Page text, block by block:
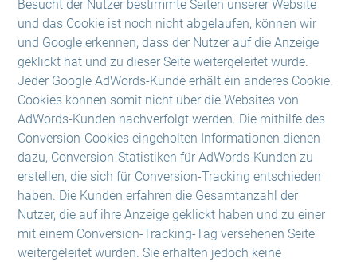
Besucht der Nutzer bestimmte Seiten unserer Website
und das Cookie ist noch nicht abgelaufen, können wir
und Google erkennen, dass der Nutzer auf die Anzeige
geklickt hat und zu dieser Seite weitergeleitet wurde.
Jeder Google AdWords-Kunde erhält ein anderes Cookie.
Cookies können somit nicht über die Websites von
AdWords-Kunden nachverfolgt werden. Die mithilfe des
Conversion-Cookies eingeholten Informationen dienen
dazu, Conversion-Statistiken für AdWords-Kunden zu
erstellen, die sich für Conversion-Tracking entschieden
haben. Die Kunden erfahren die Gesamtanzahl der
Nutzer, die auf ihre Anzeige geklickt haben und zu einer
mit einem Conversion-Tracking-Tag versehenen Seite
weitergeleitet wurden. Sie erhalten jedoch keine